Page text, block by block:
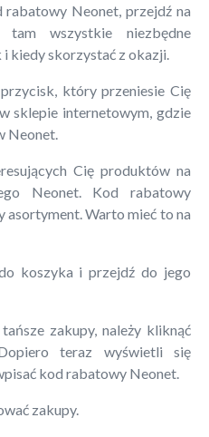
rabatowy Neonet, przejdź na
wszystkie niezbędne
kiedy skorzystać z okazji.
który przeniesie Cię
sklepie internetowym, gdzie
Neonet.
Cię produktów na
Neonet. Kod rabatowy
Warto mieć to na
koszyka i przejdź do jego
zakupy, należy kliknąć
teraz wyświetli się
kod rabatowy Neonet.
zakupy.